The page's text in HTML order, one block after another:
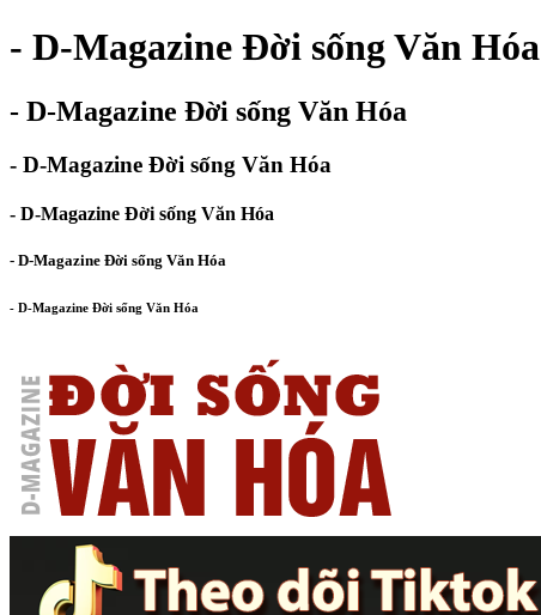
- D-Magazine Đời sống Văn Hóa
- D-Magazine Đời sống Văn Hóa
- D-Magazine Đời sống Văn Hóa
- D-Magazine Đời sống Văn Hóa
- D-Magazine Đời sống Văn Hóa
- D-Magazine Đời sống Văn Hóa